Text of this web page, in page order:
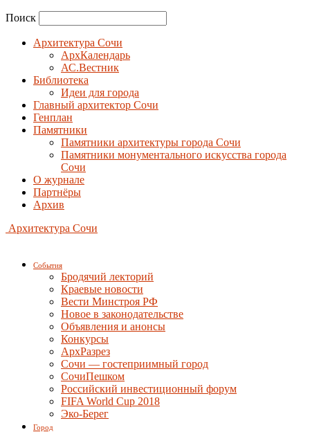
Поиск
Архитектура Сочи
АрхКалендарь
АС.Вестник
Библиотека
Идеи для города
Главный архитектор Сочи
Генплан
Памятники
Памятники архитектуры города Сочи
Памятники монументального искусства города
Сочи
О журнале
Партнёры
Архив
Архитектура Сочи
События
Бродячий лекторий
Краевые новости
Вести Минстроя РФ
Новое в законодательстве
Объявления и анонсы
Конкурсы
АрхРазрез
Сочи — гостеприимный город
СочиПешком
Российский инвестиционный форум
FIFA World Cup 2018
Эко-Берег
Город